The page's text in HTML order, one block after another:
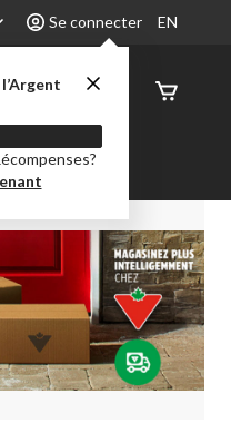
Se connecter EN